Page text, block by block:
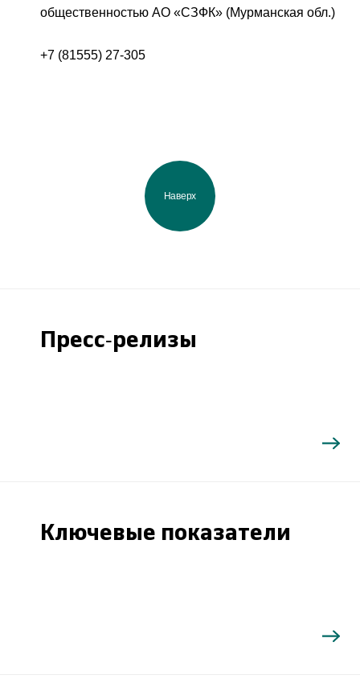
общественностью АО «СЗФК» (Мурманская обл.)
+7 (81555) 27-305
Наверх
Пресс-релизы
Ключевые показатели